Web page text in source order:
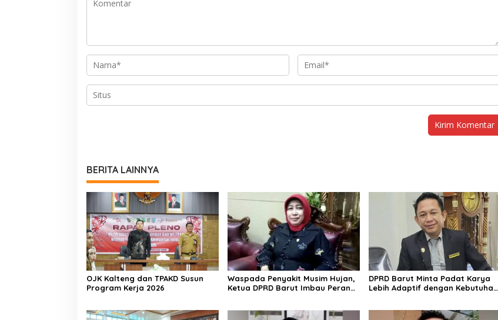
BERITA LAINNYA
OJK Kalteng dan TPAKD Susun
Program Kerja 2026
Waspada Penyakit Musim Hujan,
Ketua DPRD Barut Imbau Peran
DPRD Barut Minta Padat Karya
Lebih Adaptif dengan Kebutuhan